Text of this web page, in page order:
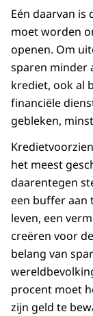
Eén daarvan
moet worden
openen. Om
sparen minder
krediet, ook al
financiële
gebleken,
het meest
daarentegen
een buffer aan
leven, een
creëren voor
belang van
procent moet
zijn geld te